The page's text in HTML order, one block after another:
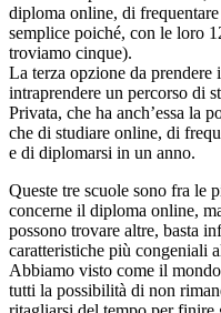
diploma online, di
semplice poiché, con le loro
troviamo cinque).
La terza opzione da prendere
intraprendere un percorso di
Privata, che ha anch’essa la
che di studiare online, di
e di diplomarsi in un anno.
Queste tre scuole sono fra le
concerne il diploma online,
possono trovare altre, basta
caratteristiche più congeniali
Abbiamo visto come il
tutti la possibilità di non